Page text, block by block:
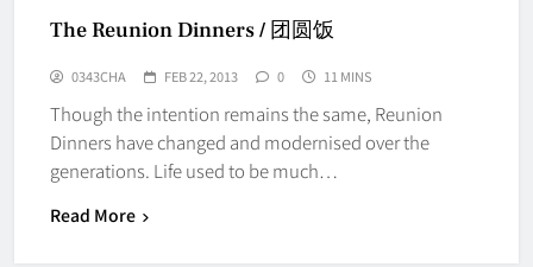
The Reunion Dinners / 团圆饭
0343CHA FEB 22, 2013 0 11 MINS
Though the intention remains the same, Reunion
Dinners have changed and modernised over the
generations. Life used to be much…
Read More